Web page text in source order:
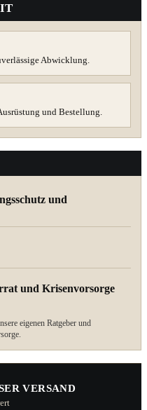
Abwicklung.
und Bestellung.
und
und Krisenvorsorge
eigenen Ratgeber und
VERSAND